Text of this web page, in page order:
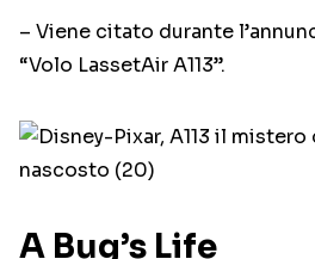
– Viene citato durante
“Volo LassetAir A113”.
A Bug’s Life